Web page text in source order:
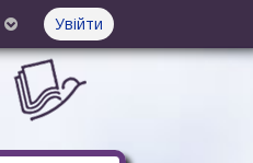
Увійти